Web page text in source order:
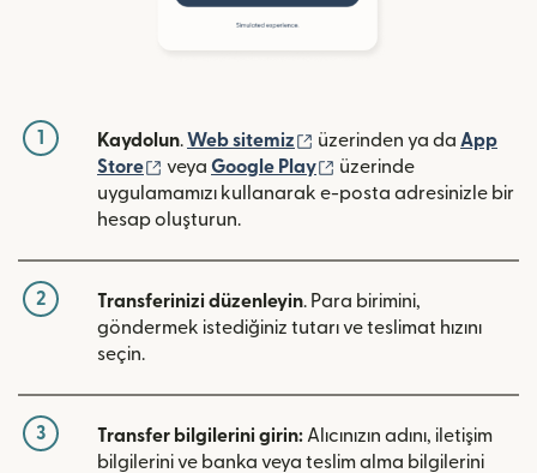
1 Kaydolun.Web sitemiz (yeni pencerede açılır)
üzerinden ya da App
Store
(yeni pencerede açılır)
veya Google Play (yeni pencerede açılır)
üzerinde
uygulamamızı kullanarak e-posta adresinizle bir
hesap oluşturun.
2 Transferinizi düzenleyin. Para birimini,
göndermek istediğiniz tutarı ve teslimat hızını
seçin.
3 Transfer bilgilerini girin: Alıcınızın adını, iletişim
bilgilerini ve banka veya teslim alma bilgilerini